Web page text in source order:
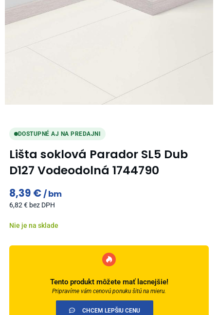
DOSTUPNÉ AJ NA PREDAJNI
Lišta soklová Parador SL5 Dub
D127 Vodeodolná 1744790
8,39 € bm
6,82 € bez DPH
Nie je na sklade
Tento produkt môžete mať lacnejšie!
Pripravíme vám cenovú ponuku šitú na mieru.
CHCEM LEPŠIU CENU